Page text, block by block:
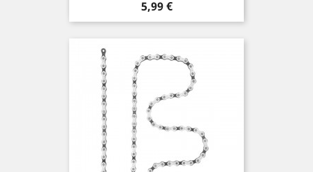
Prix
5,99 €